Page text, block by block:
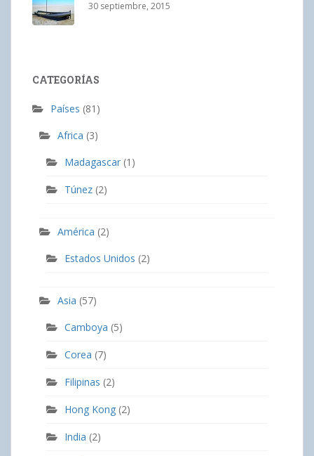
30 septiembre, 2015
CATEGORÍAS
Países (81)
Africa (3)
Madagascar (1)
Túnez (2)
América (2)
Estados Unidos (2)
Asia (57)
Camboya (5)
Corea (7)
Filipinas (2)
Hong Kong (2)
India (2)